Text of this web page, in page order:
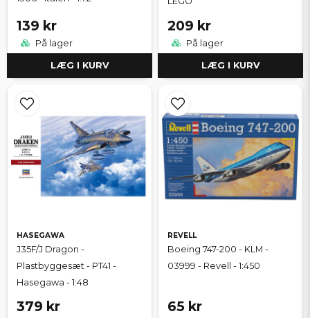
139 kr
På lager
LÆG I KURV
209 kr
På lager
LÆG I KURV
HASEGAWA
J35F/J Dragon -
Plastbyggesæt - PT41 -
Hasegawa - 1:48
379 kr
REVELL
Boeing 747-200 - KLM -
03999 - Revell - 1:450
65 kr